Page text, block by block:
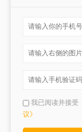
我已阅读并接受
议》